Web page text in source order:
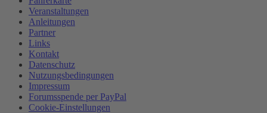
Veranstaltungen
Anleitungen
Partner
Links
Kontakt
Datenschutz
Nutzungsbedingungen
Impressum
Forumsspende per PayPal
Cookie-Einstellungen